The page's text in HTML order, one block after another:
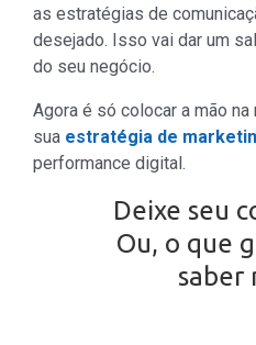
as estratégias de
desejado. Isso vai dar um
do seu negócio.
Agora é só colocar a mão
sua estratégia de
performance digital.
Deixe seu
Ou, o que
saber